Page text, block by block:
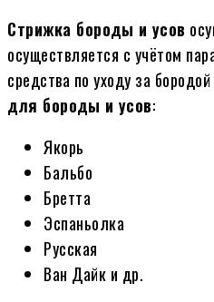
Стрижка бороды и усов
осуществляется с учётом
средства по уходу за
для бороды и усов:
Якорь
Бальбо
Бретта
Эспаньолка
Русская
Ван Дайк и др.